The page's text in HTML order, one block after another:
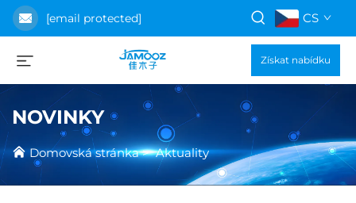
[email protected] CS
Získat nabídku
NOVINKY
Domovská stránka>Aktuality